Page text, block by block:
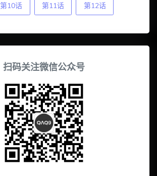
第10话 第11话 第12话
扫码关注微信公众号